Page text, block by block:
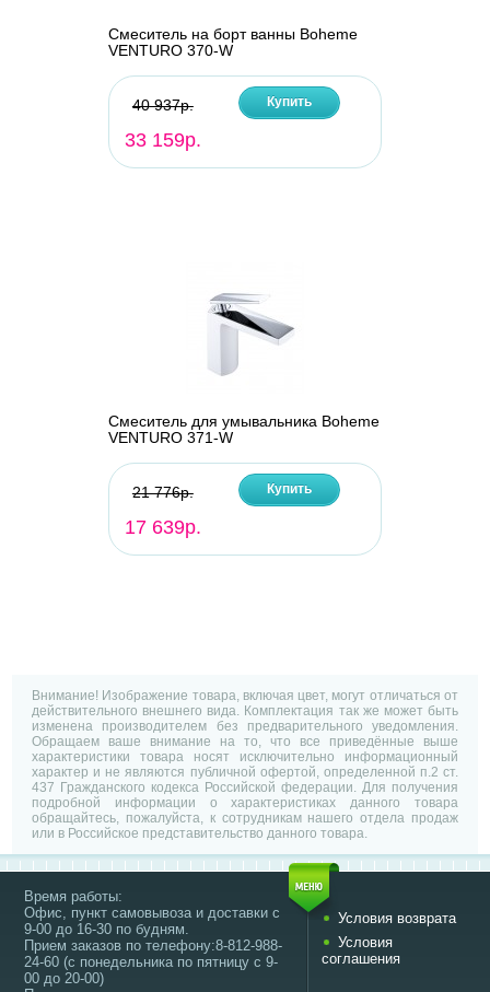
Смеситель на борт ванны Boheme
VENTURO 370-W
40 937р.
33 159р.
Купить
Смеситель для умывальника Boheme
VENTURO 371-W
21 776р.
17 639р.
Купить
Внимание! Изображение товара, включая цвет, могут отличаться от
действительного внешнего вида. Комплектация так же может быть
изменена производителем без предварительного уведомления.
Обращаем ваше внимание на то, что все приведённые выше
характеристики товара носят исключительно информационный
характер и не являются публичной офертой, определенной п.2 ст.
437 Гражданского кодекса Российской федерации. Для получения
подробной информации о характеристиках данного товара
обращайтесь, пожалуйста, к сотрудникам нашего отдела продаж
или в Российское представительство данного товара.
Время работы:
Офис, пункт самовывоза и доставки с
9-00 до 16-30 по будням.
Прием заказов по телефону:8-812-988-
24-60 (с понедельника по пятницу с 9-
00 до 20-00)
Условия возврата
Условия
соглашения